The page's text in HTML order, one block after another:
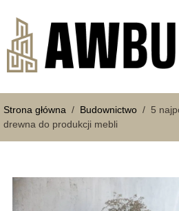
Strona główna / Budownictwo / 5
drewna do produkcji mebli